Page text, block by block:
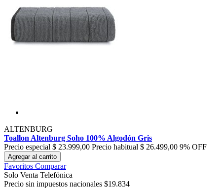
ALTENBURG
Toallon Altenburg Soho 100% Algodón Gris
Precio especial $ 23.999,00 Precio habitual $ 26.499,00 9% OFF
Agregar al carrito
Favoritos Comparar
Solo Venta Telefónica
Precio sin impuestos nacionales $19.834